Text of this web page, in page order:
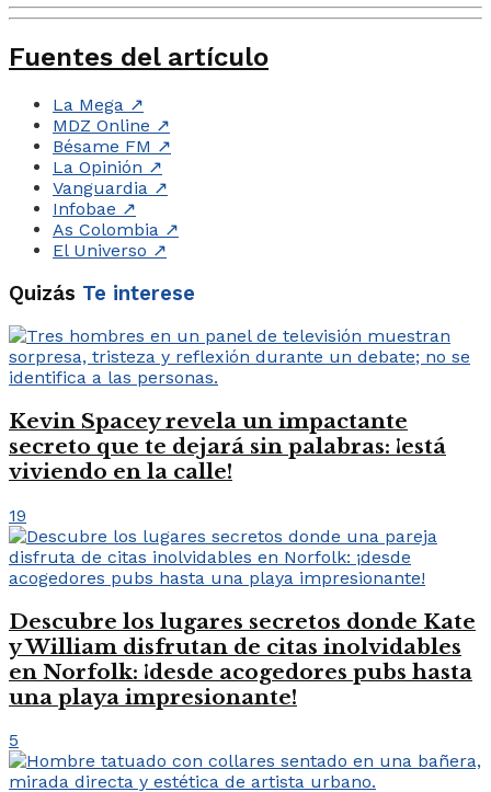
Fuentes del artículo
La Mega ↗
MDZ Online ↗
Bésame FM ↗
La Opinión ↗
Vanguardia ↗
Infobae ↗
As Colombia ↗
El Universo ↗
Quizás Te interese
Kevin Spacey revela un impactante
secreto que te dejará sin palabras: ¡está
viviendo en la calle!
19
Descubre los lugares secretos donde Kate
y William disfrutan de citas inolvidables
en Norfolk: ¡desde acogedores pubs hasta
una playa impresionante!
5